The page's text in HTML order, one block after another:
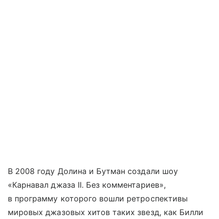
В 2008 году Долина и Бутман создали шоу
«Карнавал джаза II. Без комментариев»,
в программу которого вошли ретроспективы
мировых джазовых хитов таких звезд, как Билли